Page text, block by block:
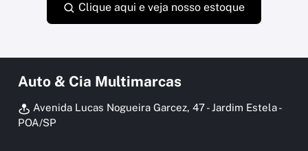
Clique aqui e veja nosso estoque
Auto & Cia Multimarcas
Avenida Lucas Nogueira Garcez, 47 - Jardim Estela -
POA/SP